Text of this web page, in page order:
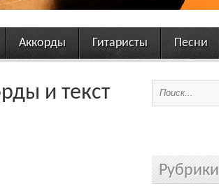
Аккорды Гитаристы Песни
и текст
Рубрики